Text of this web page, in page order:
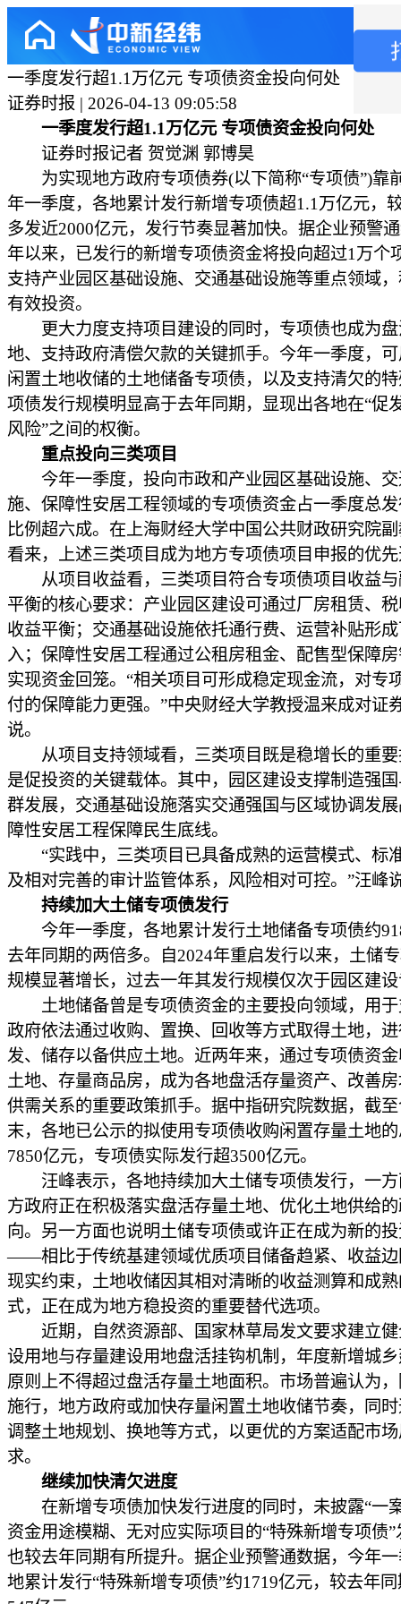
一季度发行超1.1万亿元 专项债资金投向何处
证券时报 | 2026-04-13 09:05:58
一季度发行超1.1万亿元 专项债资金投向何处
证券时报记者 贺觉渊 郭博昊
为实现地方政府专项债券(以下简称“专项债”)靠
年一季度，各地累计发行新增专项债超1.1万亿元，
多发近2000亿元，发行节奏显著加快。据企业预警
年以来，已发行的新增专项债资金将投向超过1万个
支持产业园区基础设施、交通基础设施等重点领域
有效投资。
更大力度支持项目建设的同时，专项债也成为盘
地、支持政府清偿欠款的关键抓手。今年一季度，
闲置土地收储的土地储备专项债，以及支持清欠的
项债发行规模明显高于去年同期，显现出各地在“促
风险”之间的权衡。
重点投向三类项目
今年一季度，投向市政和产业园区基础设施、交
施、保障性安居工程领域的专项债资金占一季度总
比例超六成。在上海财经大学中国公共财政研究院
看来，上述三类项目成为地方专项债项目申报的优
从项目收益看，三类项目符合专项债项目收益与
平衡的核心要求：产业园区建设可通过厂房租赁、
收益平衡；交通基础设施依托通行费、运营补贴形
入；保障性安居工程通过公租房租金、配售型保障
实现资金回笼。“相关项目可形成稳定现金流，对专
付的保障能力更强。”中央财经大学教授温来成对证
说。
从项目支持领域看，三类项目既是稳增长的重要
是促投资的关键载体。其中，园区建设支撑制造强
群发展，交通基础设施落实交通强国与区域协调发
障性安居工程保障民生底线。
“实践中，三类项目已具备成熟的运营模式、标
及相对完善的审计监管体系，风险相对可控。”汪峰
持续加大土储专项债发行
今年一季度，各地累计发行土地储备专项债约
去年同期的两倍多。自2024年重启发行以来，土储
规模显著增长，过去一年其发行规模仅次于园区建
土地储备曾是专项债资金的主要投向领域，用于
政府依法通过收购、置换、回收等方式取得土地，
发、储存以备供应土地。近两年来，通过专项债资
土地、存量商品房，成为各地盘活存量资产、改善
供需关系的重要政策抓手。据中指研究院数据，截
末，各地已公示的拟使用专项债收购闲置存量土地
7850亿元，专项债实际发行超3500亿元。
汪峰表示，各地持续加大土储专项债发行，一方
方政府正在积极落实盘活存量土地、优化土地供给
向。另一方面也说明土储专项债或许正在成为新的
——相比于传统基建领域优质项目储备趋紧、收益边
现实约束，土地收储因其相对清晰的收益测算和成
式，正在成为地方稳投资的重要替代选项。
近期，自然资源部、国家林草局发文要求建立健
设用地与存量建设用地盘活挂钩机制，年度新增城
原则上不得超过盘活存量土地面积。市场普遍认为
施行，地方政府或加快存量闲置土地收储节奏，同
调整土地规划、换地等方式，以更优的方案适配市
求。
继续加快清欠进度
在新增专项债加快发行进度的同时，未披露“一
资金用途模糊、无对应实际项目的“特殊新增专项债”
也较去年同期有所提升。据企业预警通数据，今年
地累计发行“特殊新增专项债”约1719亿元，较去年